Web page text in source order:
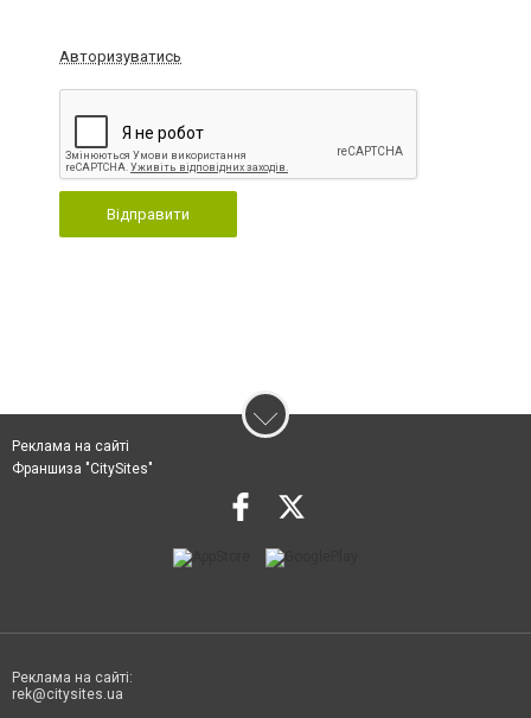
Авторизуватись
Відправити
Реклама на сайті
Франшиза "CitySites"
Реклама на сайті:
rek@citysites.ua